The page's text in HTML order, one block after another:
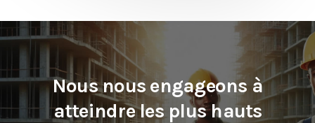
Nous nous engageons à
atteindreles plus hauts